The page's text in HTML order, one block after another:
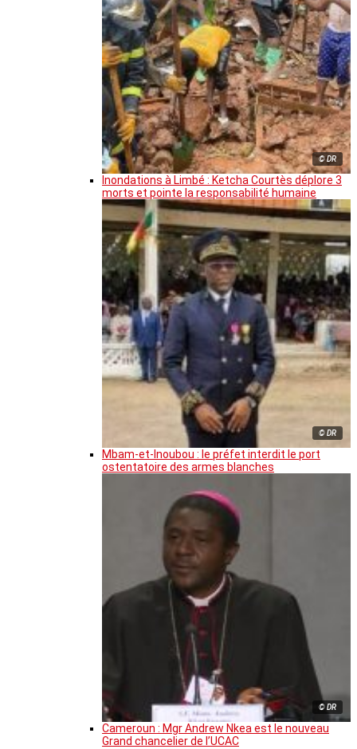
© DR
Inondations à Limbé : Ketcha Courtès déplore 3
morts et pointe la responsabilité humaine
© DR
Mbam-et-Inoubou : le préfet interdit le port
ostentatoire des armes blanches
© DR
Cameroun : Mgr Andrew Nkea est le nouveau
Grand chancelier de l’UCAC